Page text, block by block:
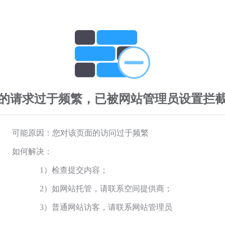
请求过于频繁，已被网站管理员设置拦
可能原因：您对该页面的访问过于频繁
如何解决：
1）检查提交内容；
2）如网站托管，请联系空间提供商；
3）普通网站访客，请联系网站管理员